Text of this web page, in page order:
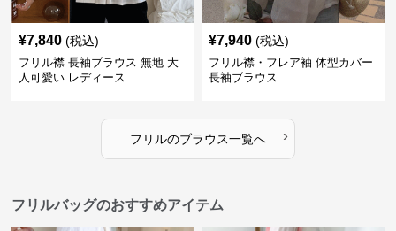
¥7,840 (税込)
フリル襟 長袖ブラウス 無地 大
人可愛い レディース
¥7,940 (税込)
フリル襟・フレア袖 体型カバー
長袖ブラウス
フリルのブラウス一覧へ ›
フリルバッグのおすすめアイテム